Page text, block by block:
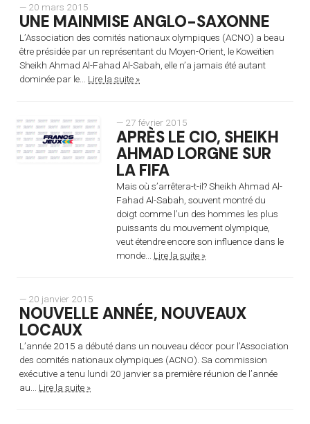
— 20 mars 2015
UNE MAINMISE ANGLO-SAXONNE
L’Association des comités nationaux olympiques (ACNO) a beau
être présidée par un représentant du Moyen-Orient, le Koweïtien
Sheikh Ahmad Al-Fahad Al-Sabah, elle n’a jamais été autant
dominée par le... Lire la suite »
— 27 février 2015
APRÈS LE CIO, SHEIKH
AHMAD LORGNE SUR
LA FIFA
Mais où s’arrêtera-t-il? Sheikh Ahmad Al-
Fahad Al-Sabah, souvent montré du
doigt comme l’un des hommes les plus
puissants du mouvement olympique,
veut étendre encore son influence dans le
monde... Lire la suite »
— 20 janvier 2015
NOUVELLE ANNÉE, NOUVEAUX
LOCAUX
L’année 2015 a débuté dans un nouveau décor pour l’Association
des comités nationaux olympiques (ACNO). Sa commission
exécutive a tenu lundi 20 janvier sa première réunion de l’année
au... Lire la suite »